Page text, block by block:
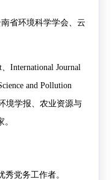
省环境科学学会、云
、 International Journal
and Pollution
境学报、农业资源与
党务工作者。